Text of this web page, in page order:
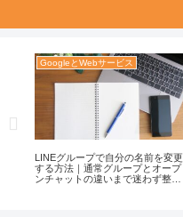
GoogleとWebサービス
LINEグループで自分の名前を変更
する方法｜通常グループとオープ
ンチャットの違いまで迷わず整